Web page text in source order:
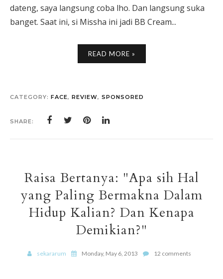
dateng, saya langsung coba lho. Dan langsung suka
banget. Saat ini, si Missha ini jadi BB Cream...
READ MORE »
CATEGORY: FACE, REVIEW, SPONSORED
SHARE:
Raisa Bertanya: "Apa sih Hal
yang Paling Bermakna Dalam
Hidup Kalian? Dan Kenapa
Demikian?"
sekararum Monday, May 6, 2013 12 comments